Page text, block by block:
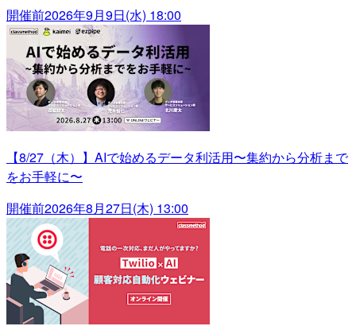
開催前2026年9月9日(水) 18:00
【8/27（木）】AIで始めるデータ利活用〜集約から分析まで
をお手軽に〜
開催前2026年8月27日(木) 13:00